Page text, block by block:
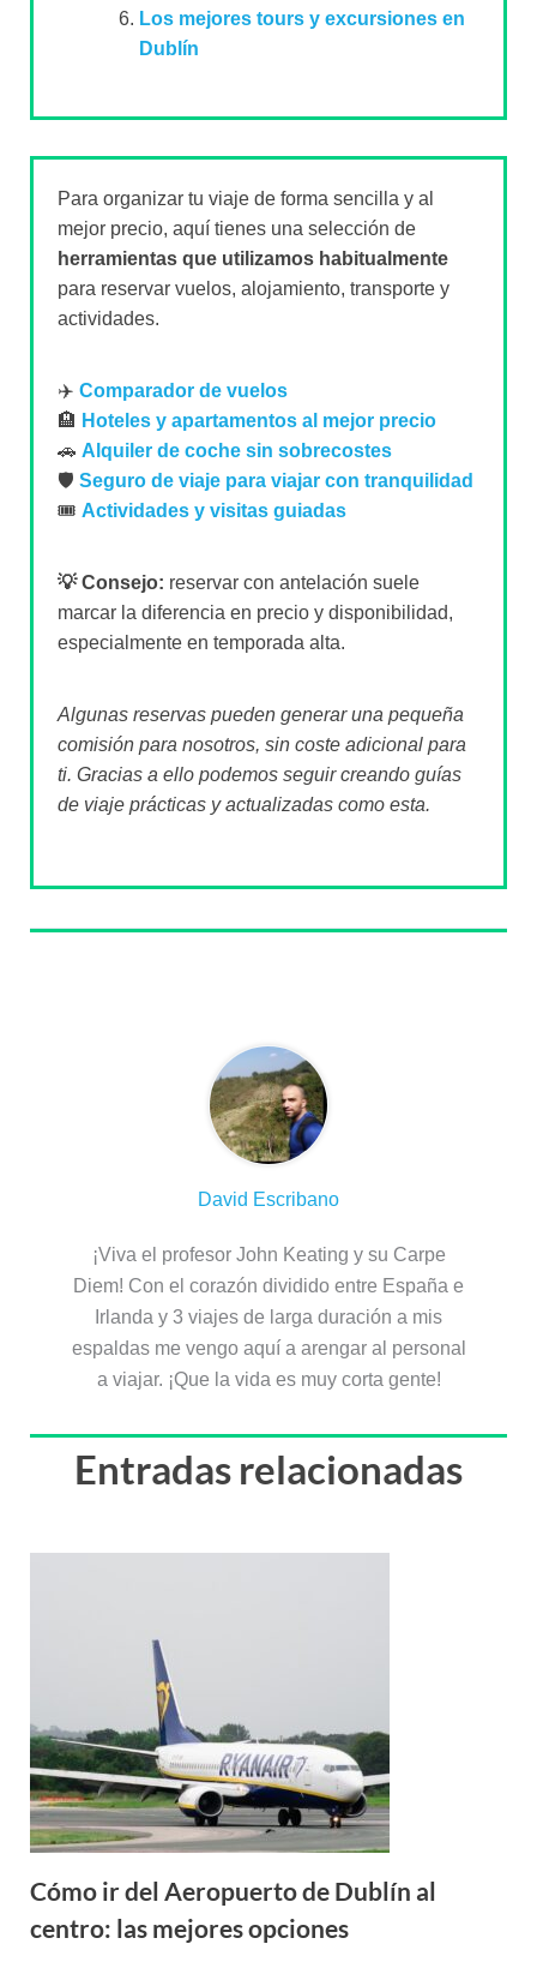
Los mejores tours y excursiones en
Dublín
Para organizar tu viaje de forma sencilla y al
mejor precio, aquí tienes una selección de
herramientas que utilizamos habitualmente
para reservar vuelos, alojamiento, transporte y
actividades.
✈️ Comparador de vuelos
🏨 Hoteles y apartamentos al mejor precio
🚗 Alquiler de coche sin sobrecostes
🛡️ Seguro de viaje para viajar con tranquilidad
🎟️ Actividades y visitas guiadas
💡 Consejo: reservar con antelación suele
marcar la diferencia en precio y disponibilidad,
especialmente en temporada alta.
Algunas reservas pueden generar una pequeña
comisión para nosotros, sin coste adicional para
ti. Gracias a ello podemos seguir creando guías
de viaje prácticas y actualizadas como esta.
David Escribano
¡Viva el profesor John Keating y su Carpe
Diem! Con el corazón dividido entre España e
Irlanda y 3 viajes de larga duración a mis
espaldas me vengo aquí a arengar al personal
a viajar. ¡Que la vida es muy corta gente!
Entradas relacionadas
Cómo ir del Aeropuerto de Dublín al
centro: las mejores opciones